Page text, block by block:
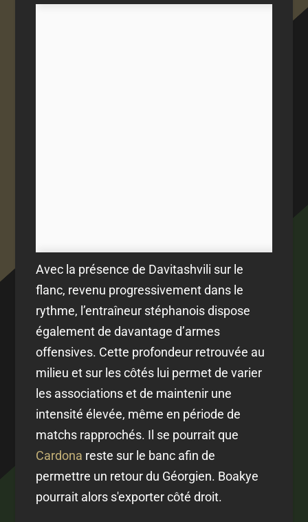
Avec la présence de Davitashvili sur le
flanc, revenu progressivement dans le
rythme, l’entraîneur stéphanois dispose
également de davantage d’armes
offensives. Cette profondeur retrouvée au
milieu et sur les côtés lui permet de varier
les associations et de maintenir une
intensité élevée, même en période de
matchs rapprochés. Il se pourrait que
Cardona reste sur le banc afin de
permettre un retour du Géorgien. Boakye
pourrait alors s'exporter côté droit.